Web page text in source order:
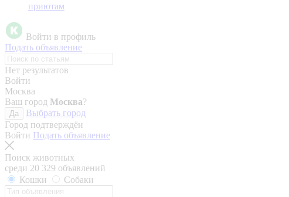
приютам
Войти в профиль
Подать объявление
Нет результатов
Войти
Москва
Ваш город Москва?
Да
Выбрать город
Город подтверждён
Войти Подать объявление
Поиск животных
среди 20 329 объявлений
Кошки
Собаки